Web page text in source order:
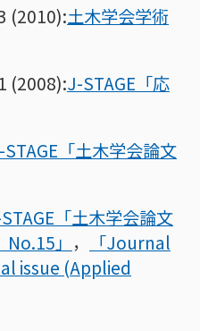
(2010):土木学会学術
(2008):J-STAGE「応
「土木学会論文
「土木学会論文
」 ，
「Journal
issue (Applied